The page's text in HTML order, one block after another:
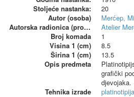
Stoljeće nastanka:
20
Autor (osoba)
Merćep,
Autorska radionica (proizvođač)
Atelier
Broj komada
1
Visina 1 (cm)
8.5
Širina 1 (cm)
13.5
Opis predmeta
grafički
djevojaka.
Tehnika izrade
platinotipija